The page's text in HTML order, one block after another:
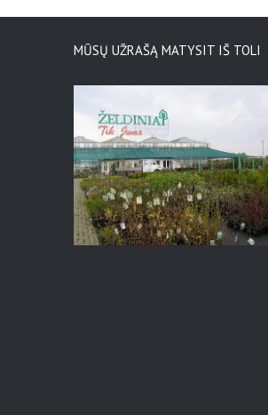
MŪSŲ UŽRAŠĄ MATYSIT IŠ TOLI